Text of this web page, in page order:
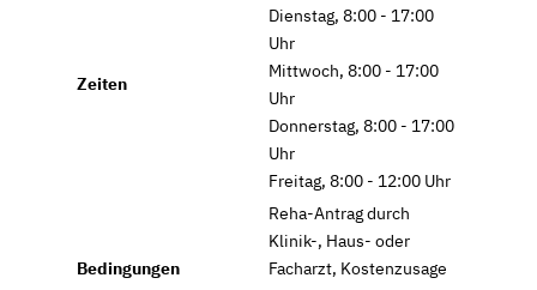
Zeiten
Dienstag, 8:00 - 17:00
Uhr
Mittwoch, 8:00 - 17:00
Uhr
Donnerstag, 8:00 - 17:00
Uhr
Freitag, 8:00 - 12:00 Uhr
Bedingungen
Reha-Antrag durch
Klinik-, Haus- oder
Facharzt, Kostenzusage